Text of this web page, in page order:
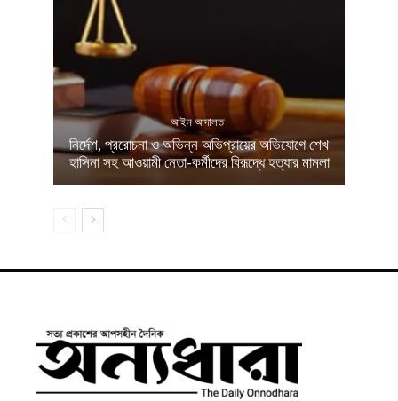
আইন আদালত
নির্দেশ, প্ররোচনা ও অভিন্ন অভিপ্রায়ের অভিযোগে শেখ
হাসিনা সহ আওয়ামী নেতা-কর্মীদের বিরূদ্ধে হত্যার মামলা